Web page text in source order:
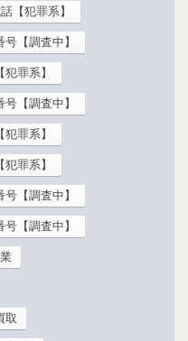
【犯罪系】
【調査中】
罪系】
【調査中】
罪系】
罪系】
【調査中】
【調査中】
取